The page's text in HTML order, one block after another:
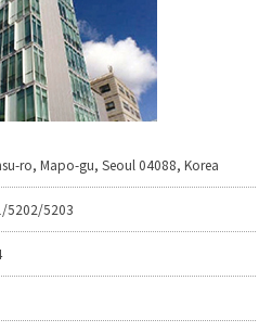
ro, Mapo-gu, Seoul 04088, Korea
5202/5203